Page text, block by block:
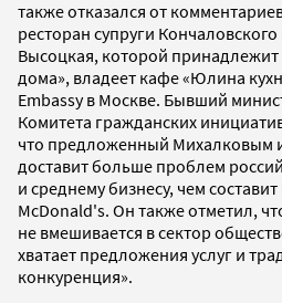
также отказался от
ресторан супруги
Высоцкая, которой
дома», владеет кафе «Юлина
Embassy в Москве. Бывший
Комитета гражданских
что предложенный Михалковым
доставит больше проблем
и среднему бизнесу, чем
МсDonald's. Он также отметил,
не вмешивается в сектор
хватает предложения услуг и
конкуренция».